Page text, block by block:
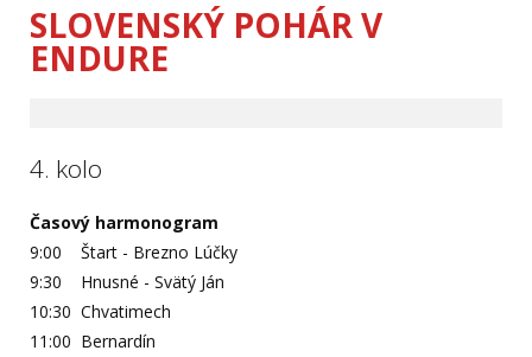
SLOVENSKÝ POHÁR V
ENDURE
4. kolo
Časový harmonogram
9:00 Štart - Brezno Lúčky
9:30 Hnusné - Svätý Ján
10:30 Chvatimech
11:00 Bernardín